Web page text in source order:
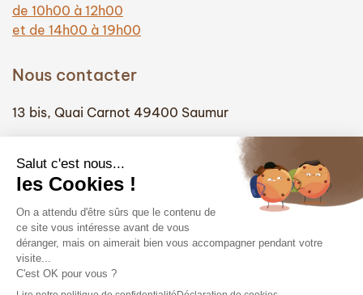
de 10h00 à 12h00
et de 14h00 à 19h00
Nous contacter
13 bis, Quai Carnot 49400 Saumur
info@hautefidelite-saumur.com
Liens
Contact